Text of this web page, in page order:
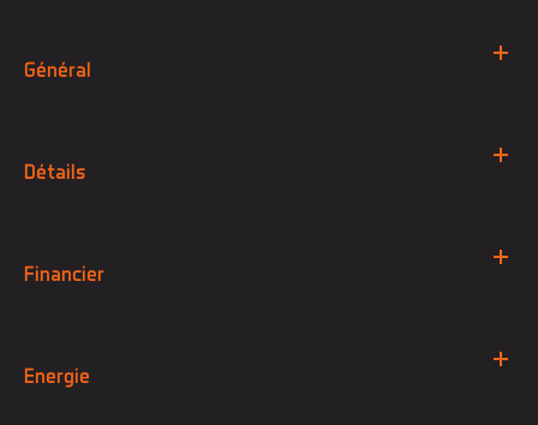
Général
Détails
Financier
Energie